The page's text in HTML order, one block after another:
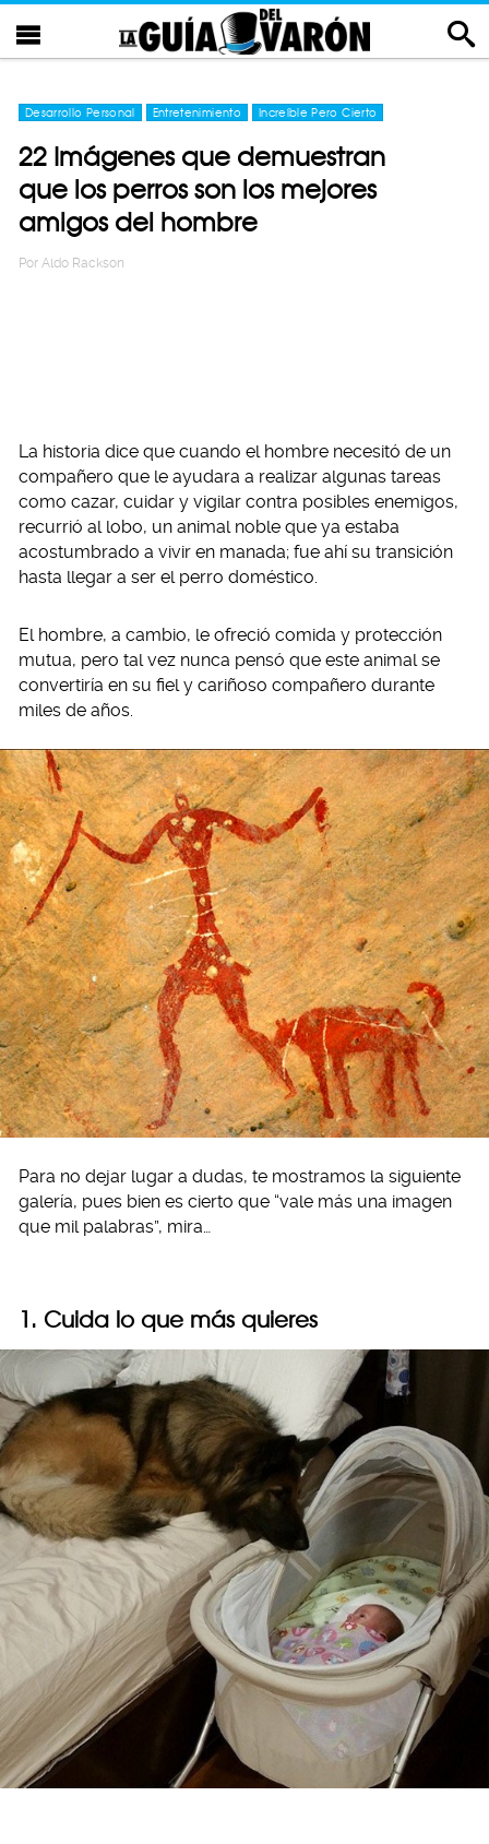
Desarrollo Personal Entretenimiento Increíble Pero Cierto
22 Imágenes que demuestran
que los perros son los mejores
amigos del hombre
Por Aldo Rackson
La historia dice que cuando el hombre necesitó de un
compañero que le ayudara a realizar algunas tareas
como cazar, cuidar y vigilar contra posibles enemigos,
recurrió al lobo, un animal noble que ya estaba
acostumbrado a vivir en manada; fue ahí su transición
hasta llegar a ser el perro doméstico.
El hombre, a cambio, le ofreció comida y protección
mutua, pero tal vez nunca pensó que este animal se
convertiría en su fiel y cariñoso compañero durante
miles de años.
Para no dejar lugar a dudas, te mostramos la siguiente
galería, pues bien es cierto que “vale más una imagen
que mil palabras”, mira…
1. Cuida lo que más quieres